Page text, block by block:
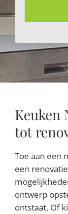
Keuken
tot
Toe aan een
een
ontwerp
ontstaat. Of